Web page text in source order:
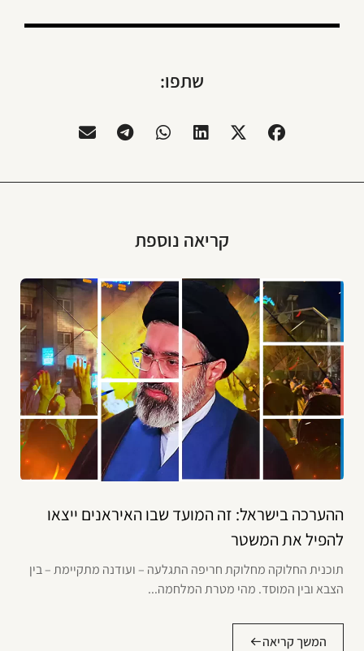
שתפו:
קריאה נוספת
ההערכה בישראל: זה המועד שבו האיראנים ייצאו
להפיל את המשטר
תוכנית החלוקה מחלוקת חריפה התגלעה – ועודנה מתקיימת – בין
הצבא ובין המוסד. מהי מטרת המלחמה...
המשך קריאה